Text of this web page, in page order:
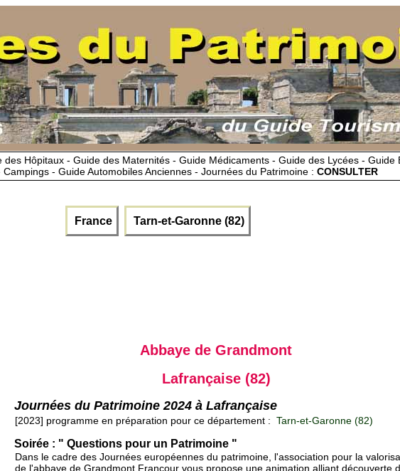
Hôpitaux - Guide des Maternités - Guide Médicaments - Guide des Lycées - Guide
- Guide Automobiles Anciennes - Journées du Patrimoine : CONSULTER
France Tarn-et-Garonne (82)
Abbaye de Grandmont
Lafrançaise (82)
Journées du Patrimoine 2024 à Lafrançaise
[2023] programme en préparation pour ce département : Tarn-et-Garonne (82)
Soirée : " Questions pour un Patrimoine "
Dans le cadre des Journées européennes du patrimoine, l'association pour la
de l'abbaye de Grandmont Francour vous propose une animation alliant découverte